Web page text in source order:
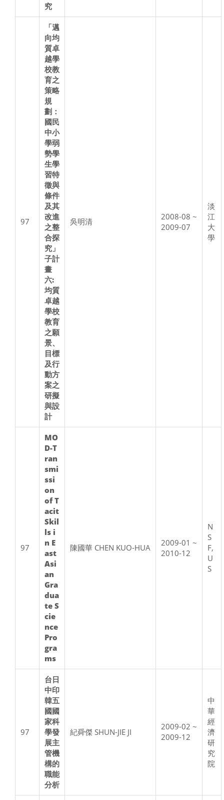
究
97
「邁
向均
質卓
越學
校教
育之
策略
規
劃：
國民
中小
學弱
勢學
生學
習特
徵與
條件
及其
改進
之整
合探
究」
子計
畫
六:
均質
卓越
學校
教育
之願
景、
目標
及行
動方
案之
研擬
與設
計
吳明清
2008-08 ~
2009-07
淡
江
大
學
97
MO
D-T
ran
smi
ssi
on
of T
acit
Skil
ls i
n E
ast
Asi
an
Gra
dua
te S
cie
nce
Pro
gra
ms
陳國華 CHEN KUO-HUA
2009-01 ~
2010-12
N
S
F,
U
S
97
台日
中印
韓五
國國
家科
學發
展主
管機
構的
職能
分析
紀舜傑 SHUN-JIE JI
2009-02 ~
2009-12
中
華
經
濟
研
究
院